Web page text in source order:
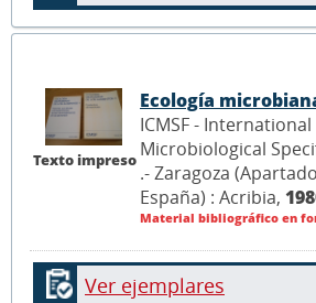
Texto impreso
Ecología
ICMSF -
Microbiological
.- Zaragoza
España) : Acribia,
Material bibliográfico en
Ver ejemplares